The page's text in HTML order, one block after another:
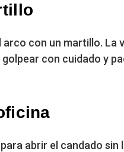
con un martillo. La
con cuidado y
abrir el candado sin